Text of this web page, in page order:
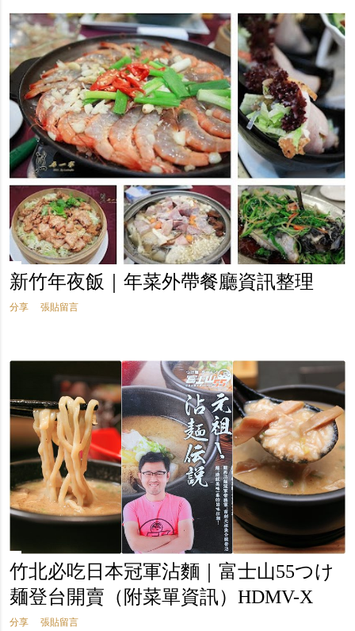
新竹年夜飯｜年菜外帶餐廳資訊整理
分享 張貼留言
竹北必吃日本冠軍沾麵｜富士山55つけ
麺登台開賣（附菜單資訊）HDMV-X
分享 張貼留言